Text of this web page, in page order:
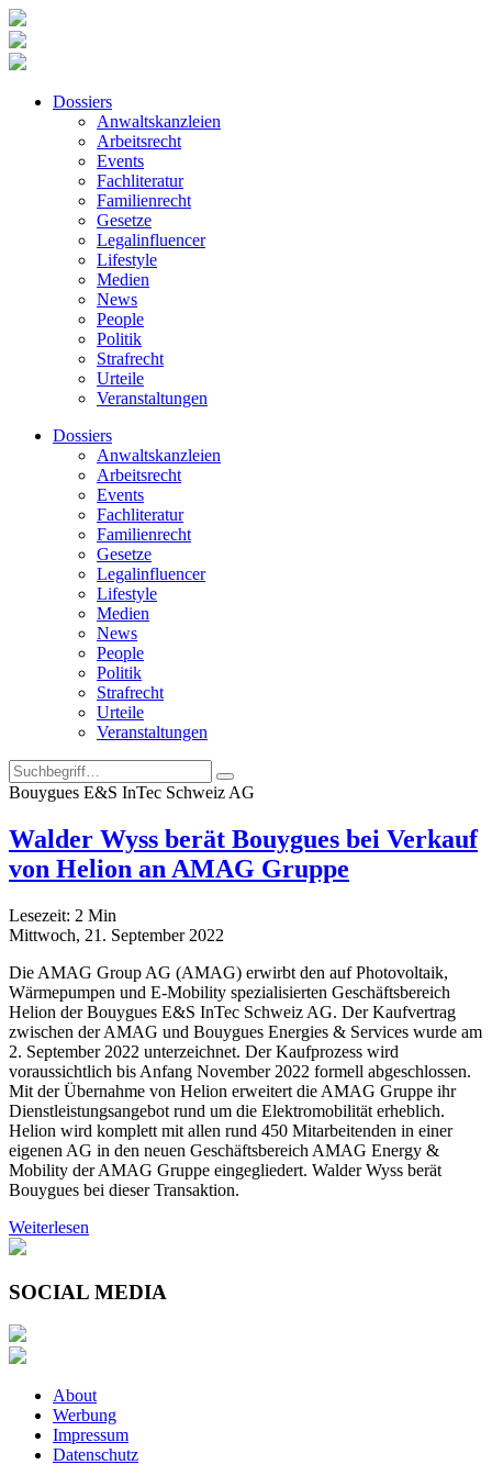
Dossiers
Anwaltskanzleien
Arbeitsrecht
Events
Fachliteratur
Familienrecht
Gesetze
Legalinfluencer
Lifestyle
Medien
News
People
Politik
Strafrecht
Urteile
Veranstaltungen
Dossiers
Anwaltskanzleien
Arbeitsrecht
Events
Fachliteratur
Familienrecht
Gesetze
Legalinfluencer
Lifestyle
Medien
News
People
Politik
Strafrecht
Urteile
Veranstaltungen
Bouygues E&S InTec Schweiz AG
Walder Wyss berät Bouygues bei Verkauf
von Helion an AMAG Gruppe
Lesezeit: 2 Min
Mittwoch, 21. September 2022
Die AMAG Group AG (AMAG) erwirbt den auf Photovoltaik,
Wärmepumpen und E-Mobility spezialisierten Geschäftsbereich
Helion der Bouygues E&S InTec Schweiz AG. Der Kaufvertrag
zwischen der AMAG und Bouygues Energies & Services wurde am
2. September 2022 unterzeichnet. Der Kaufprozess wird
voraussichtlich bis Anfang November 2022 formell abgeschlossen.
Mit der Übernahme von Helion erweitert die AMAG Gruppe ihr
Dienstleistungsangebot rund um die Elektromobilität erheblich.
Helion wird komplett mit allen rund 450 Mitarbeitenden in einer
eigenen AG in den neuen Geschäftsbereich AMAG Energy &
Mobility der AMAG Gruppe eingegliedert. Walder Wyss berät
Bouygues bei dieser Transaktion.
Weiterlesen
SOCIAL MEDIA
About
Werbung
Impressum
Datenschutz